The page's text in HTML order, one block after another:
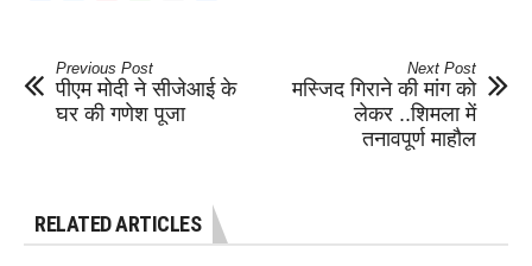
Previous Post
पीएम मोदी ने सीजेआई के
घर की गणेश पूजा
Next Post
मस्जिद गिराने की मांग को
लेकर ..शिमला में
तनावपूर्ण माहौल
RELATED ARTICLES